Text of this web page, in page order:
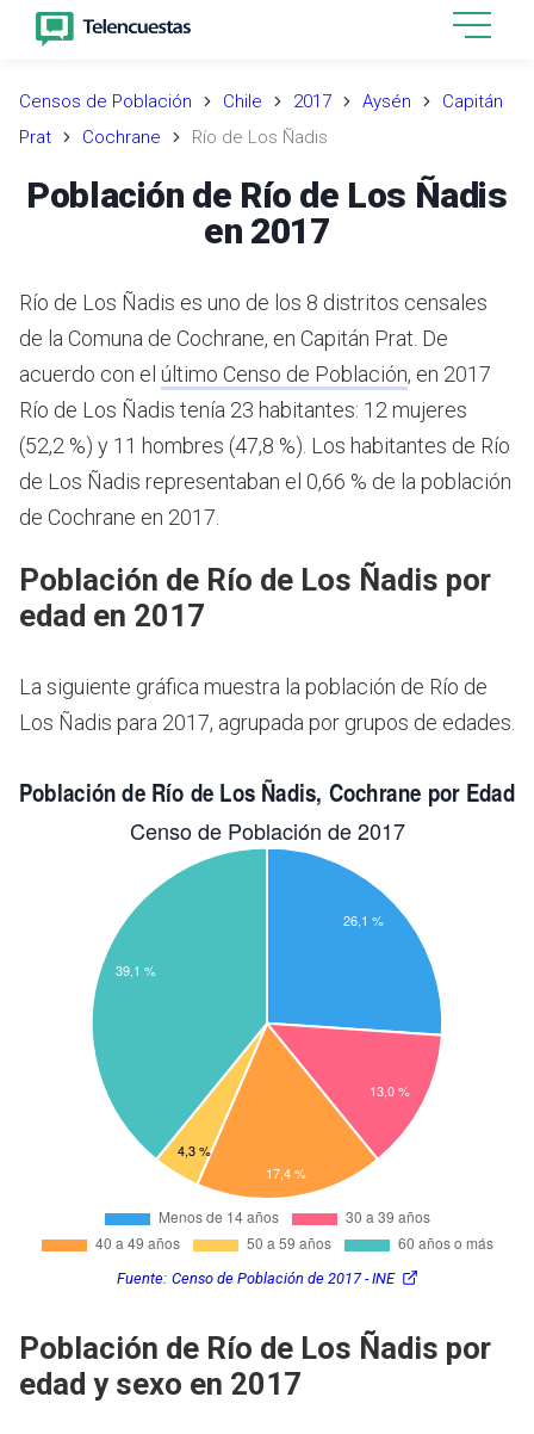
Censos de Población Chile 2017 Aysén
Capitán
Prat
Cochrane Río de Los Ñadis
Población de Río de Los Ñadis
en 2017
Río de Los Ñadis es uno de los 8 distritos censales
de la Comuna de Cochrane, en Capitán Prat. De
acuerdo con el último Censo de Población, en 2017
Río de Los Ñadis tenía 23 habitantes: 12 mujeres
(52,2 %) y 11 hombres (47,8 %). Los habitantes de Río
de Los Ñadis representaban el 0,66 % de la población
de Cochrane en 2017.
Población de Río de Los Ñadis por
edad en 2017
La siguiente gráfica muestra la población de Río de
Los Ñadis para 2017, agrupada por grupos de edades.
Fuente: Censo de Población de 2017 - INE
Población de Río de Los Ñadis por
edad y sexo en 2017